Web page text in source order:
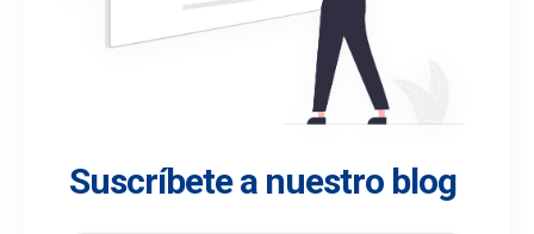
Suscríbete a nuestro blog